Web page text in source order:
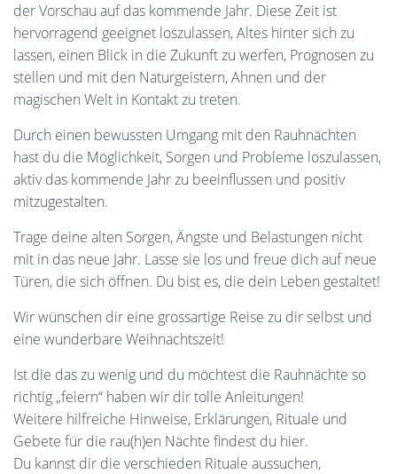
der Vorschau auf das kommende Jahr. Diese Zeit ist
hervorragend geeignet loszulassen, Altes hinter sich zu
lassen, einen Blick in die Zukunft zu werfen, Prognosen zu
stellen und mit den Naturgeistern, Ahnen und der
magischen Welt in Kontakt zu treten.
Durch einen bewussten Umgang mit den Rauhnächten
hast du die Möglichkeit, Sorgen und Probleme loszulassen,
aktiv das kommende Jahr zu beeinflussen und positiv
mitzugestalten.
Trage deine alten Sorgen, Ängste und Belastungen nicht
mit in das neue Jahr. Lasse sie los und freue dich auf neue
Türen, die sich öffnen. Du bist es, die dein Leben gestaltet!
Wir wünschen dir eine grossartige Reise zu dir selbst und
eine wunderbare Weihnachtszeit!
Ist die das zu wenig und du möchtest die Rauhnächte so
richtig „feiern“ haben wir dir tolle Anleitungen!
Weitere hilfreiche Hinweise, Erklärungen, Rituale und
Gebete für die rau(h)en Nächte findest du hier.
Du kannst dir die verschieden Rituale aussuchen,